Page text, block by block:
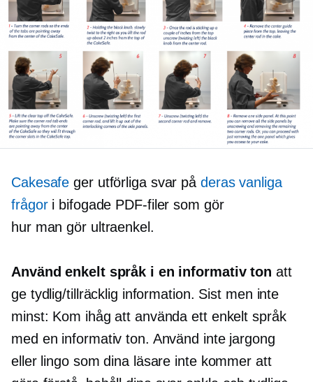
Cakesafe ger utförliga svar på deras vanliga
frågori bifogade PDF-filer som gör
hur man gör ultraenkel.
Använd enkelt språk i en informativ ton att
ge tydlig/tillräcklig information. Sist men inte
minst: Kom ihåg att använda ett enkelt språk
med en informativ ton. Använd inte jargong
eller lingo som dina läsare inte kommer att